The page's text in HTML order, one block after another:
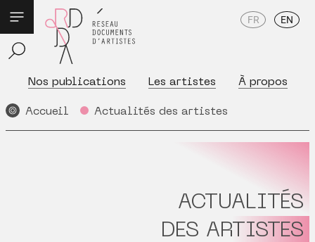
Nos publications Les artistes À propos
FR EN
Accueil Actualités des artistes
ACTUALITÉS
DES ARTISTES